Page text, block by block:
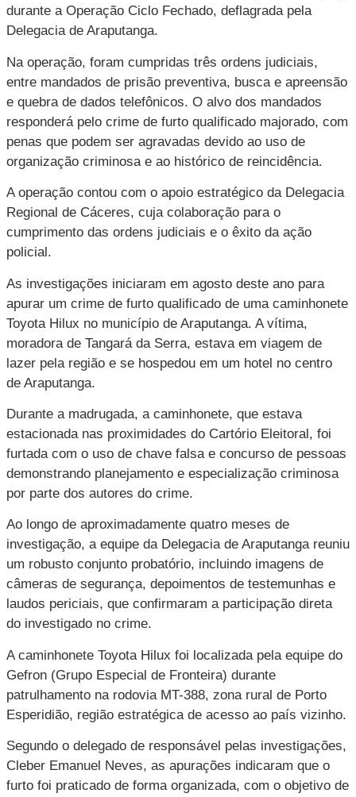
durante a Operação Ciclo Fechado, deflagrada pela
Delegacia de Araputanga.
Na operação, foram cumpridas três ordens judiciais,
entre mandados de prisão preventiva, busca e apreensão
e quebra de dados telefônicos. O alvo dos mandados
responderá pelo crime de furto qualificado majorado, com
penas que podem ser agravadas devido ao uso de
organização criminosa e ao histórico de reincidência.
A operação contou com o apoio estratégico da Delegacia
Regional de Cáceres, cuja colaboração para o
cumprimento das ordens judiciais e o êxito da ação
policial.
As investigações iniciaram em agosto deste ano para
apurar um crime de furto qualificado de uma caminhonete
Toyota Hilux no município de Araputanga. A vítima,
moradora de Tangará da Serra, estava em viagem de
lazer pela região e se hospedou em um hotel no centro
de Araputanga.
Durante a madrugada, a caminhonete, que estava
estacionada nas proximidades do Cartório Eleitoral, foi
furtada com o uso de chave falsa e concurso de pessoas
demonstrando planejamento e especialização criminosa
por parte dos autores do crime.
Ao longo de aproximadamente quatro meses de
investigação, a equipe da Delegacia de Araputanga reuniu
um robusto conjunto probatório, incluindo imagens de
câmeras de segurança, depoimentos de testemunhas e
laudos periciais, que confirmaram a participação direta
do investigado no crime.
A caminhonete Toyota Hilux foi localizada pela equipe do
Gefron (Grupo Especial de Fronteira) durante
patrulhamento na rodovia MT-388, zona rural de Porto
Esperidião, região estratégica de acesso ao país vizinho.
Segundo o delegado de responsável pelas investigações,
Cleber Emanuel Neves, as apurações indicaram que o
furto foi praticado de forma organizada, com o objetivo de